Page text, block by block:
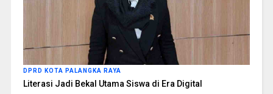
DPRD KOTA PALANGKA RAYA
Literasi Jadi Bekal Utama Siswa di Era Digital